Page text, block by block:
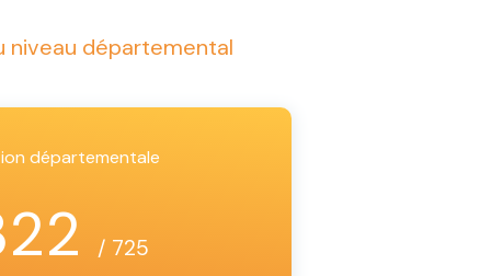
niveau départemental
départementale
/ 725